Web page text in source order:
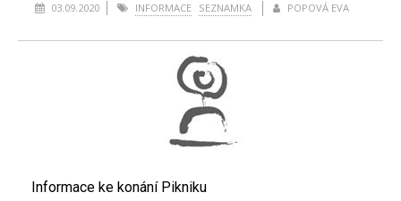
03.09.2020 INFORMACE SEZNAMKA POPOVÁ EVA
Informace ke konání Pikniku